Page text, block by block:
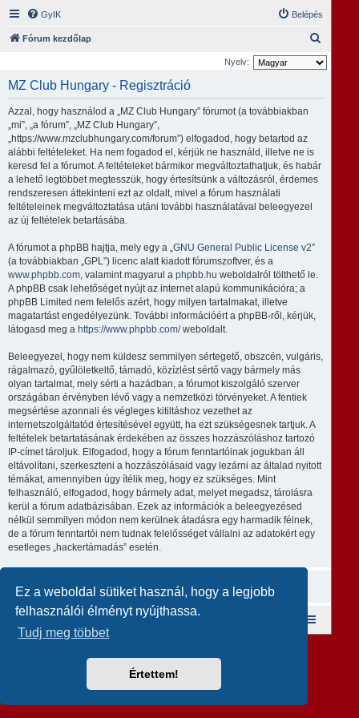
Ez a weboldal sütiket használ, hogy a legjobb
felhasználói élményt nyújthassa.
Tudj meg többet
Értettem!
GyIK Belépés
Fórum kezdőlap
e
Nyelv:
MZ Club Hungary - Regisztráció
Azzal, hogy használod a „MZ Club Hungary” fórumot (a továbbiakban
„mi”, „a fórum”, „MZ Club Hungary”,
„https://www.mzclubhungary.com/forum”) elfogadod, hogy betartod az
alábbi feltételeket. Ha nem fogadod el, kérjük ne használd, illetve ne is
keresd fel a fórumot. A feltételeket bármikor megváltoztathatjuk, és habár
a lehető legtöbbet megtesszük, hogy értesítsünk a változásról, érdemes
rendszeresen áttekinteni ezt az oldalt, mivel a fórum használati
feltételeinek megváltoztatása utáni további használatával beleegyezel
az új feltételek betartásába.
A fórumot a phpBB hajtja, mely egy a „GNU General Public License v2”
(a továbbiakban „GPL”) licenc alatt kiadott fórumszoftver, és a
www.phpbb.com, valamint magyarul a phpbb.hu weboldalról tölthető le.
A phpBB csak lehetőséget nyújt az internet alapú kommunikációra; a
phpBB Limited nem felelős azért, hogy milyen tartalmakat, illetve
magatartást engedélyezünk. További információért a phpBB-ről, kérjük,
látogasd meg a https://www.phpbb.com/weboldalt.
Beleegyezel, hogy nem küldesz semmilyen sértegető, obszcén, vulgáris,
rágalmazó, gyűlöletkeltő, támadó, közízlést sértő vagy bármely más
olyan tartalmat, mely sérti a hazádban, a fórumot kiszolgáló szerver
országában érvényben lévő vagy a nemzetközi törvényeket. A fentiek
megsértése azonnali és végleges kitiltáshoz vezethet az
internetszolgáltatód értesítésével együtt, ha ezt szükségesnek tartjuk. A
feltételek betartatásának érdekében az összes hozzászóláshoz tartozó
IP-címet tároljuk. Elfogadod, hogy a fórum fenntartóinak jogukban áll
eltávolítani, szerkeszteni a hozzászólásaid vagy lezárni az általad nyitott
témákat, amennyiben úgy ítélik meg, hogy ez szükséges. Mint
felhasználó, elfogadod, hogy bármely adat, melyet megadsz, tárolásra
kerül a fórum adatbázisában. Ezek az információk a beleegyezésed
nélkül semmilyen módon nem kerülnek átadásra egy harmadik félnek,
de a fórum fenntartói nem tudnak felelősséget vállalni az adatokért egy
esetleges „hackertámadás” esetén.
Magyar fordítás ©Magyar phpBB Közösség